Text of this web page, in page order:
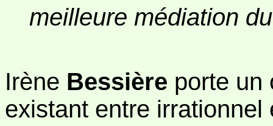
meilleure médiation
Irène Bessière porte un
existant entre